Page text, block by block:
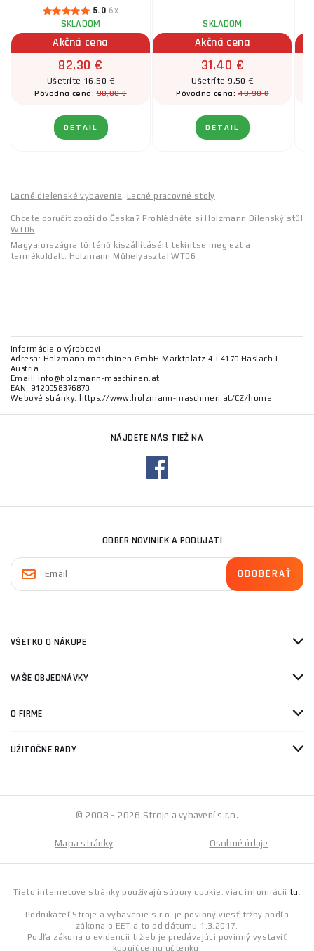
5.0 6x
SKLADOM
Akčná cena
82,30 €
Ušetríte 16,50 €
Pôvodná cena:98,80 €
DETAIL
SKLADOM
Akčná cena
31,40 €
Ušetríte 9,50 €
Pôvodná cena:40,90 €
DETAIL
Lacné dielenské vybavenie, Lacné pracovné stoly
Chcete doručit zboží do Česka? Prohlédněte si Holzmann Dílenský stůl
WT06
Magyarországra történő kiszállításért tekintse meg ezt a
termékoldalt: Holzmann Műhelyasztal WT06
Informácie o výrobcovi
Adresa: Holzmann-maschinen GmbH Marktplatz 4 | 4170 Haslach |
Austria
Email: info@holzmann-maschinen.at
EAN: 9120058376870
Webové stránky: https://www.holzmann-maschinen.at/CZ/home
NÁJDETE NÁS TIEŽ NA
ODBER NOVINIEK A PODUJATÍ
VŠETKO O NÁKUPE
VAŠE OBJEDNÁVKY
O FIRME
UŽITOČNÉ RADY
© 2008 - 2026 Stroje a vybavení s.r.o.
Mapa stránky Osobné údaje
Tieto internetové stránky používajú súbory cookie. viac informácií tu .
Podnikateľ Stroje a vybavenie s.r.o. je povinný viesť tržby podľa
zákona o EET a to od dátumu 1.3.2017.
Podľa zákona o evidencii tržieb je predávajúci povinný vystaviť
kupujúcemu účtenku.